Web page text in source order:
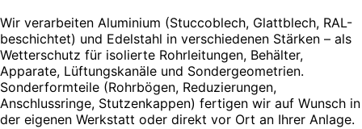
Wir verarbeiten Aluminium (Stuccoblech, Glattblech, RAL-
beschichtet) und Edelstahl in verschiedenen Stärken – als
Wetterschutz für isolierte Rohrleitungen, Behälter,
Apparate, Lüftungskanäle und Sondergeometrien.
Sonderformteile (Rohrbögen, Reduzierungen,
Anschlussringe, Stutzenkappen) fertigen wir auf Wunsch in
der eigenen Werkstatt oder direkt vor Ort an Ihrer Anlage.